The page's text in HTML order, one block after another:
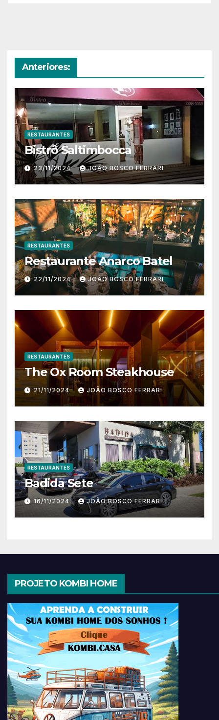
Anteriores:
RESTAURANTES
Bistrô Saltimbocca
23/11/2024 JOÃO BOSCO FERRARI
RESTAURANTES
Restaurante Anarco Batel
22/11/2024 JOÃO BOSCO FERRARI
RESTAURANTES
The Ox Room Steakhouse
21/11/2024 JOÃO BOSCO FERRARI
RESTAURANTES
Badida Sete
16/11/2024 JOÃO BOSCO FERRARI
PROJETO KOMBI HOME